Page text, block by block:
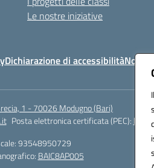
Le nostre iniziative
Dichiarazione di accessibilitàNote
1 - 70026 Modugno (Bari)
Posta elettronica certificata (PEC):
93548950729
BAIC8AP005